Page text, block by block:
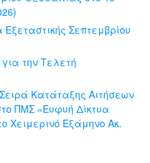
Σεπτεμβρίου
την Τελετή
Κατάταξης Αιτήσεων
ΠΜΣ «Ευφυή Δίκτυα
Χειμερινό Εξάμηνο Ακ.